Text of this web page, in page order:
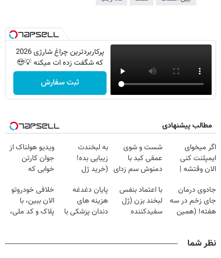
پرکاربردترین چراغ شارژی 2026
که شگفت زده ات میکنه 💡😍
ثبت سفارش
مطالب پیشنهادی
اگر میخوای
ایمپلنت کنی
الان وقتشه |
میلیون تومان!!!
شست و شوی
عمقی کبد با
دمنوش سم زدای
به لبخندت
زیبایی بده!
(خرید ژل
دندان
با40%تخفیف)
ویدیو هولناک از
جوان کارتن
خوابی که
آموزش رایگان
جادوی درمان
جای زخم در سه
هفته! (همین
با اعتماد بنفس
لبخند بزن (ژل
سفیدکننده
پایان دغدغه
هزینه های
دندان پزشکی با
خلافی خودروتو
الان ببین، با
پلاک و کد ملی،
نظر شما